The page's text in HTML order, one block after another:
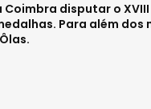
disputar o
Para além